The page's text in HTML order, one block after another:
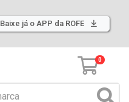
Baixe já o APP da ROFE
0